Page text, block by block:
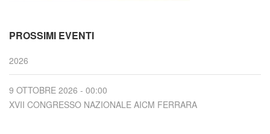
PROSSIMI EVENTI
2026
9 OTTOBRE 2026 - 00:00
XVII CONGRESSO NAZIONALE AICM FERRARA